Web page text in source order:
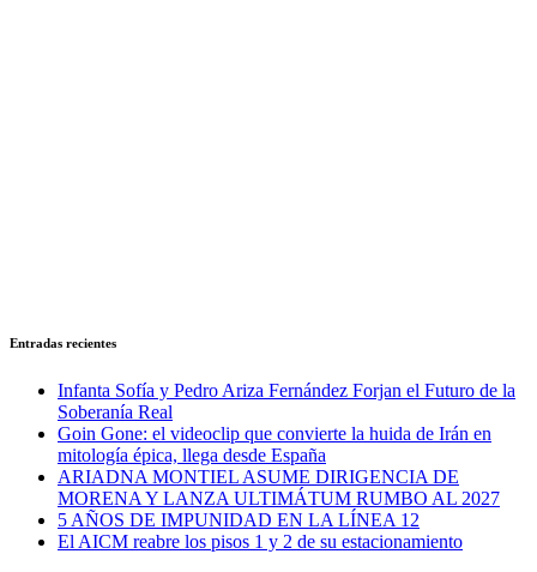
Entradas recientes
Infanta Sofía y Pedro Ariza Fernández Forjan el Futuro de la
Soberanía Real
Goin Gone: el videoclip que convierte la huida de Irán en
mitología épica, llega desde España
ARIADNA MONTIEL ASUME DIRIGENCIA DE
MORENA Y LANZA ULTIMÁTUM RUMBO AL 2027
5 AÑOS DE IMPUNIDAD EN LA LÍNEA 12
El AICM reabre los pisos 1 y 2 de su estacionamiento